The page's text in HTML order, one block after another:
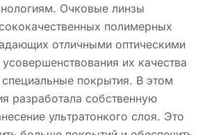
Очковые линзы
полимерных
отличными оптическими
их качества
покрытия. В этом
разработала собственную
ультратонкого слоя. Это